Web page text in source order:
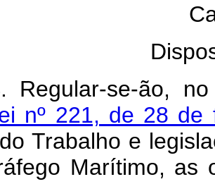
Regular-se-ão,
nº 221, de 28 de
Trabalho e
Marítimo, as